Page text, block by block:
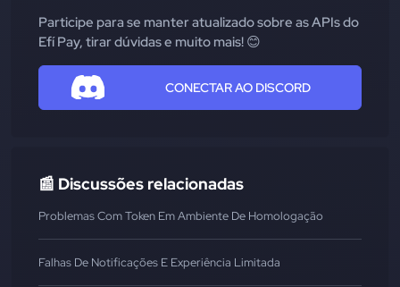
Participe para se manter atualizado sobre as APIs do
Efí Pay, tirar dúvidas e muito mais! 😊
CONECTAR AO DISCORD
📰 Discussões relacionadas
Problemas Com Token Em Ambiente De Homologação
Falhas De Notificações E Experiência Limitada